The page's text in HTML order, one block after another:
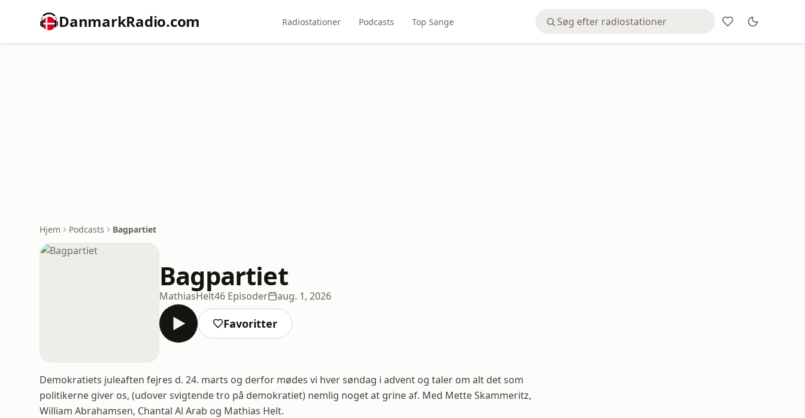
DanmarkRadio.com Radiostationer Podcasts Top Sange
Hjem Podcasts Bagpartiet
Bagpartiet
MathiasHelt46 Episoder aug. 1, 2026
Favoritter
Demokratiets juleaften fejres d. 24. marts og derfor mødes vi hver søndag i advent og taler om alt det som
politikerne giver os, (udover svigtende tro på demokratiet) nemlig noget at grine af. Med Mette Skammeritz,
William Abrahamsen, Chantal Al Arab og Mathias Helt.